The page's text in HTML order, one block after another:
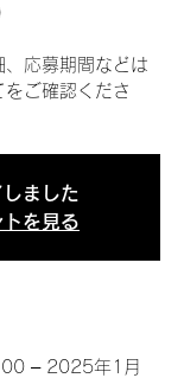
応募期間などは
をご確認くださ
ました
を見る
– 2025年1月